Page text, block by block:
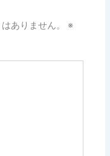
ありません。
※